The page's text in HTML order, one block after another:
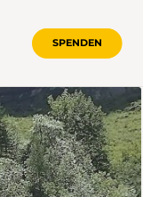
SPENDEN